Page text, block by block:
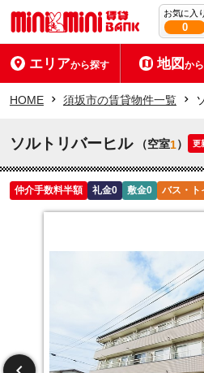
お気に入
0
エリアから探す 地図か
HOME 須坂市の賃貸物件一覧
ソルトリバーヒル （空室1） 更
仲介手数料半額 礼金0 敷金0 バス・ト